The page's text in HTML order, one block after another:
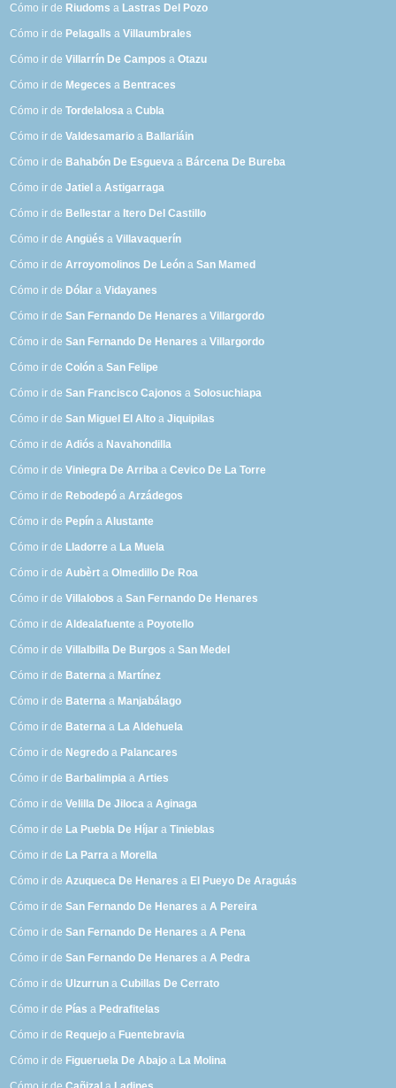
Cómo ir de Riudoms a Lastras Del Pozo
Cómo ir de Pelagalls aVillaumbrales
Cómo ir deVillarrín De Campos aOtazu
Cómo ir de Megeces a Bentraces
Cómo ir deTordelalosa aCubla
Cómo ir deValdesamario a Ballariáin
Cómo ir de Bahabón De Esgueva a Bárcena De Bureba
Cómo ir deJatiel aAstigarraga
Cómo ir de Bellestar a Itero Del Castillo
Cómo ir deAngüés aVillavaquerín
Cómo ir deArroyomolinos De León aSan Mamed
Cómo ir de Dólar aVidayanes
Cómo ir deSan Fernando De Henares aVillargordo
Cómo ir deSan Fernando De Henares aVillargordo
Cómo ir deColón aSan Felipe
Cómo ir deSan Francisco Cajonos aSolosuchiapa
Cómo ir deSan Miguel El Alto aJiquipilas
Cómo ir deAdiós a Navahondilla
Cómo ir deViniegra De Arriba aCevico De La Torre
Cómo ir de Rebodepó aArzádegos
Cómo ir de Pepín aAlustante
Cómo ir de Lladorre a La Muela
Cómo ir deAubèrt aOlmedillo De Roa
Cómo ir deVillalobos aSan Fernando De Henares
Cómo ir deAldealafuente a Poyotello
Cómo ir deVillalbilla De Burgos aSan Medel
Cómo ir de Baterna a Martínez
Cómo ir de Baterna a Manjabálago
Cómo ir de Baterna a La Aldehuela
Cómo ir de Negredo a Palancares
Cómo ir de Barbalimpia aArties
Cómo ir deVelilla De Jiloca aAginaga
Cómo ir de La Puebla De Híjar aTinieblas
Cómo ir de La Parra a Morella
Cómo ir deAzuqueca De Henares a El Pueyo De Araguás
Cómo ir deSan Fernando De Henares aA Pereira
Cómo ir deSan Fernando De Henares aA Pena
Cómo ir deSan Fernando De Henares aA Pedra
Cómo ir deUlzurrun aCubillas De Cerrato
Cómo ir de Pías a Pedrafitelas
Cómo ir de Requejo a Fuentebravia
Cómo ir de Figueruela De Abajo a La Molina